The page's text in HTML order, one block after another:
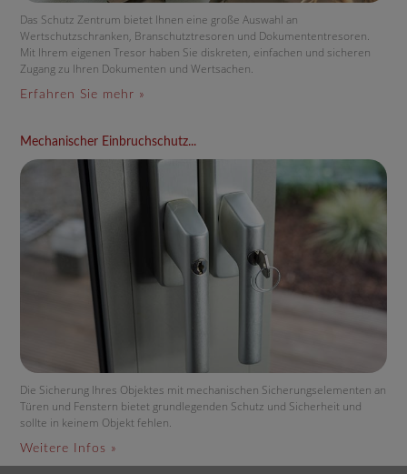
Das Schutz Zentrum bietet Ihnen eine große Auswahl an
Wertschutzschranken, Branschutztresoren und Dokumententresoren.
Mit Ihrem eigenen Tresor haben Sie diskreten, einfachen und sicheren
Zugang zu Ihren Dokumenten und Wertsachen.
Erfahren Sie mehr »
Mechanischer Einbruchschutz...
Die Sicherung Ihres Objektes mit mechanischen Sicherungselementen an
Türen und Fenstern bietet grundlegenden Schutz und Sicherheit und
sollte in keinem Objekt fehlen.
Weitere Infos »